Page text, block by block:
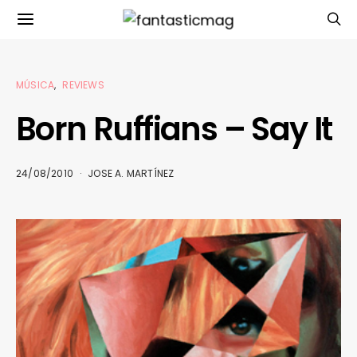
MÚSICA REVIEWS
Born Ruffians – Say It
24/08/2010 JOSE A. MARTÍNEZ